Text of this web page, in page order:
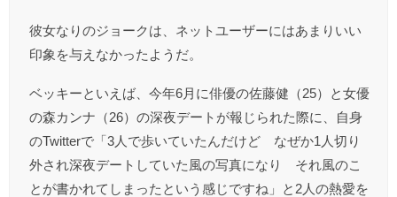
彼女なりのジョークは、ネットユーザーにはあまりいい
印象を与えなかったようだ。
ベッキーといえば、今年6月に俳優の佐藤健（25）と女優
の森カンナ（26）の深夜デートが報じられた際に、自身
のTwitterで「3人で歩いていたんだけど なぜか1人切り
外され深夜デートしていた風の写真になり それ風のこ
とが書かれてしまったという感じですね」と2人の熱愛を